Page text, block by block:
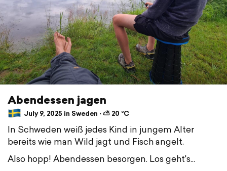
Abendessen jagen
July 9, 2025 in Sweden ⋅ ⛅ 20 °C
In Schweden weiß jedes Kind in jungem Alter
bereits wie man Wild jagt und Fisch angelt.
Also hopp! Abendessen besorgen. Los geht's...